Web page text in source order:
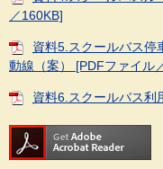
／160KB]
資料5.スクールバス停
動線（案） [PDFファイル
資料6.スクールバス利